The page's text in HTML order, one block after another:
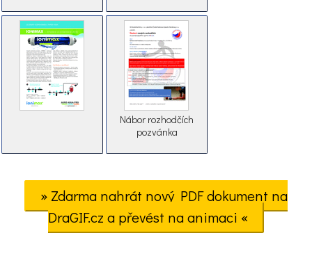
Nábor rozhodčích
pozvánka
» Zdarma nahrát nový PDF dokument na
DraGIF.cz a převést na animaci «